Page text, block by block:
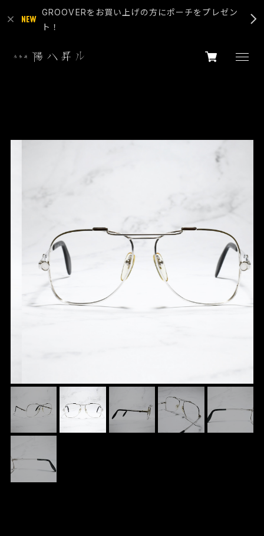
GROOVERをお買い上げの方にポーチをプレゼン
ト！